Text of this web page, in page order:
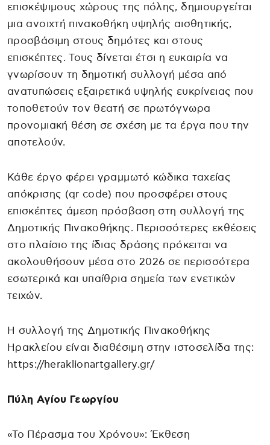
επισκέψιμους χώρους της πόλης, δημιουργείται
μια ανοιχτή πινακοθήκη υψηλής αισθητικής,
προσβάσιμη στους δημότες και στους
επισκέπτες. Τους δίνεται έτσι η ευκαιρία να
γνωρίσουν τη δημοτική συλλογή μέσα από
ανατυπώσεις εξαιρετικά υψηλής ευκρίνειας που
τοποθετούν τον θεατή σε πρωτόγνωρα
προνομιακή θέση σε σχέση με τα έργα που την
αποτελούν.
Κάθε έργο φέρει γραμμωτό κώδικα ταχείας
απόκρισης (qr code) που προσφέρει στους
επισκέπτες άμεση πρόσβαση στη συλλογή της
Δημοτικής Πινακοθήκης. Περισσότερες εκθέσεις
στο πλαίσιο της ίδιας δράσης πρόκειται να
ακολουθήσουν μέσα στο 2026 σε περισσότερα
εσωτερικά και υπαίθρια σημεία των ενετικών
τειχών.
Η συλλογή της Δημοτικής Πινακοθήκης
Ηρακλείου είναι διαθέσιμη στην ιστοσελίδα της:
https://heraklionartgallery.gr/
Πύλη Αγίου Γεωργίου
«Το Πέρασμα του Χρόνου»: Έκθεση